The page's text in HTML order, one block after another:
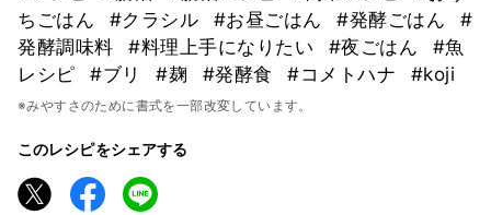
ちごはん
#クラシル #お昼ごはん #発酵ごはん
#
発酵調味料
#料理上手になりたい #夜ごはん
#魚
レシピ
#ブリ #麹 #発酵食 #コメトハナ #koji
※みやすさのために書式を一部改変しています。
このレシピをシェアする